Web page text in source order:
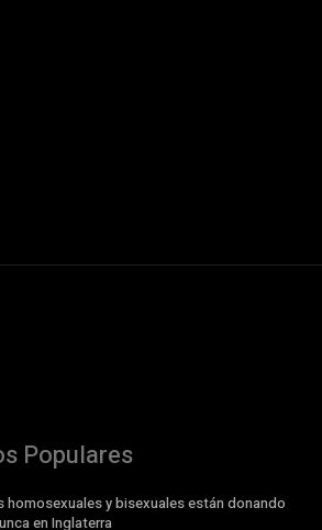
Populares
homosexuales y bisexuales están donando
en Inglaterra